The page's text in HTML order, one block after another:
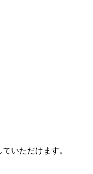
いただけます。